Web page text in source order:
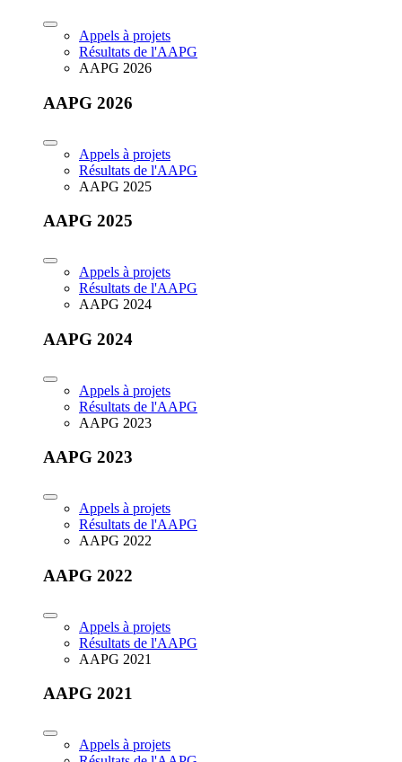
Appels à projets
Résultats de l'AAPG
AAPG 2026
AAPG 2026
Appels à projets
Résultats de l'AAPG
AAPG 2025
AAPG 2025
Appels à projets
Résultats de l'AAPG
AAPG 2024
AAPG 2024
Appels à projets
Résultats de l'AAPG
AAPG 2023
AAPG 2023
Appels à projets
Résultats de l'AAPG
AAPG 2022
AAPG 2022
Appels à projets
Résultats de l'AAPG
AAPG 2021
AAPG 2021
Appels à projets